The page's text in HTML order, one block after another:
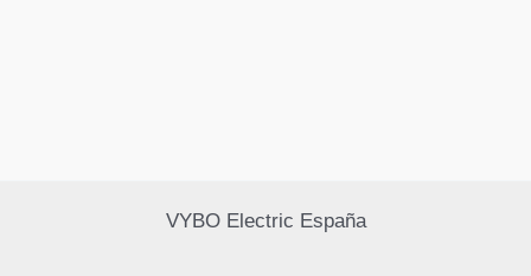
VYBO Electric España